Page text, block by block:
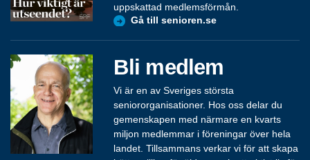
uppskattad medlemsförmån.
Gå till senioren.se
Bli medlem
Vi är en av Sveriges största
seniororganisationer. Hos oss delar du
gemenskapen med närmare en kvarts
miljon medlemmar i föreningar över hela
landet. Tillsammans verkar vi för att skapa